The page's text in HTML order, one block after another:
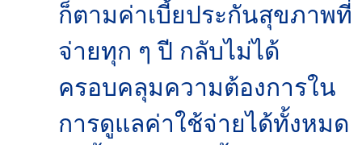
ก็ตามค่าเบี้ยประกันสุขภาพที่
จ่ายทุก ๆ ปี กลับไม่ได้
ครอบคลุมความต้องการใน
การดูแลค่าใช้จ่ายได้ทั้งหมด